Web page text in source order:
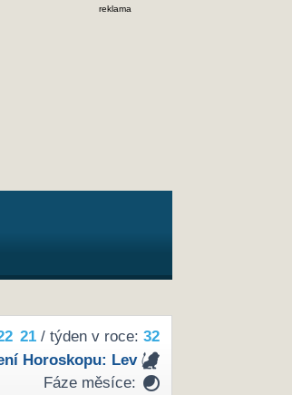
reklama
21/ týden v roce: 32
Horoskopu: Lev
Fáze měsíce: